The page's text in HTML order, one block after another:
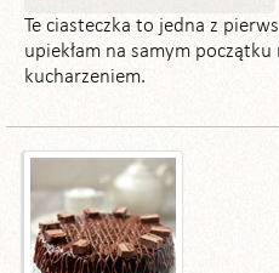
Te ciasteczka to jedna z
upiekłam na samym
kucharzeniem.